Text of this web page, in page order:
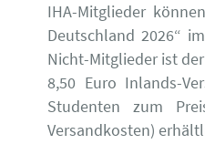
IHA-Mitglieder
Deutschland 2026“
Nicht-Mitglieder ist
8,50 Euro Inlands-
Studenten zum
Versandkosten)